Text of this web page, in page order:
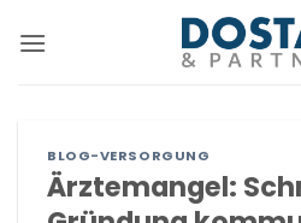
Inhalt
BLOG-VERSORGUNG
Ärztemangel: